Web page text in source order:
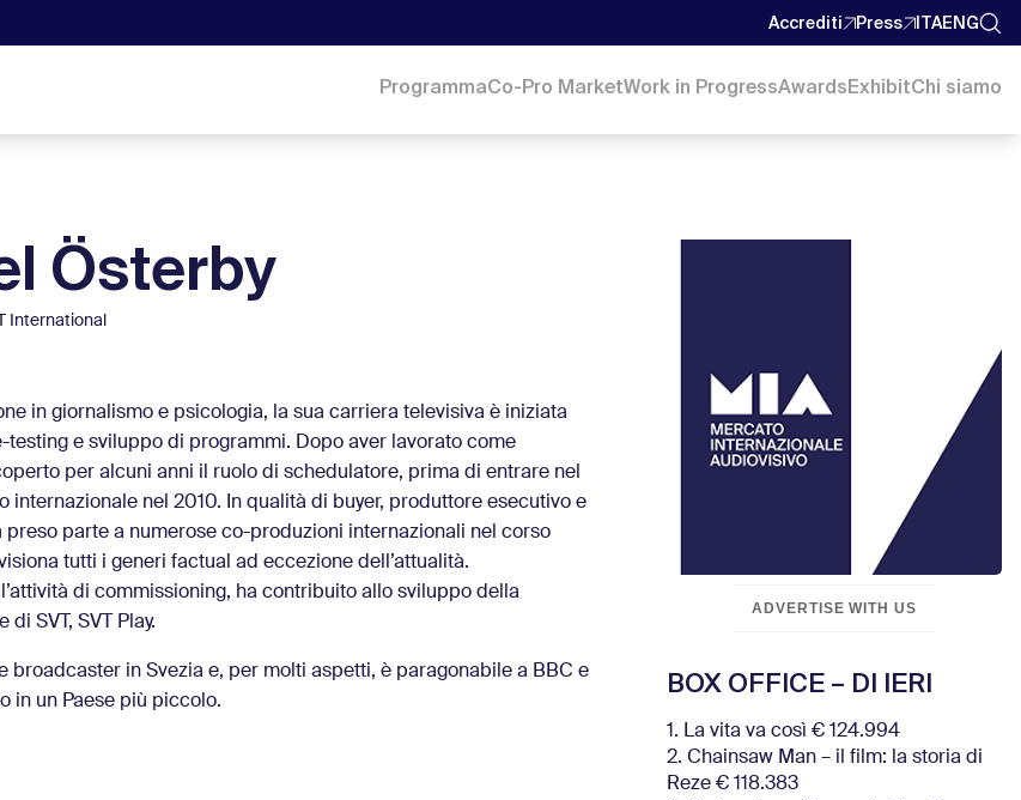
Accrediti Press ITAENG
ProgrammaCo-Pro MarketWork in ProgressAwardsExhibitChi siamo
Österby
International
in giornalismo e psicologia, la sua carriera televisiva è iniziata
testing e sviluppo di programmi. Dopo aver lavorato come
per alcuni anni il ruolo di schedulatore, prima di entrare nel
internazionale nel 2010. In qualità di buyer, produttore esecutivo e
preso parte a numerose co-produzioni internazionali nel corso
tutti i generi factual ad eccezione dell’attualità.
di commissioning, ha contribuito allo sviluppo della
SVT, SVT Play.
broadcaster in Svezia e, per molti aspetti, è paragonabile a BBC e
in un Paese più piccolo.
ADVERTISE WITH US
BOX OFFICE – DI IERI
1. La vita va così € 124.994
2. Chainsaw Man – il film: la storia di
Reze € 118.383